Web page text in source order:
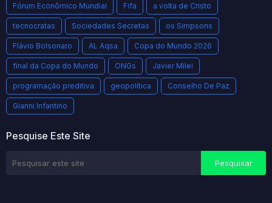
Fórum Econômico Mundial Fifa a volta de Cristo
tecnocratas Sociedades Secretas os Simpsons
Flávio Bolsonaro AL Aqsa Copa do Mundo 2026
final da Copa do Mundo ONGs Javier Milei
programação preditiva geopolítica Conselho De Paz
Gianni Infantino
Pesquise Este Site